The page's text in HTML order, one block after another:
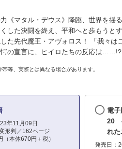
《マタル・デウス》降臨、世界を揺
した決闘を終え、平和へと歩もうと
た先代魔王・アヴォロス！ 「我々
の宣言に、ヒイロたちの反応は……!?
等、実際とは異なる場合があります。
年11月09日
形判／162ページ
（本体670円＋税）
電
20
れ
発売日：